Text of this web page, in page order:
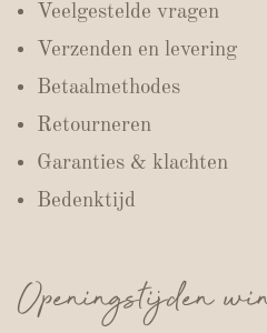
Veelgestelde vragen
Verzenden en levering
Betaalmethodes
Retourneren
Garanties & klachten
Bedenktijd
Openingstijden